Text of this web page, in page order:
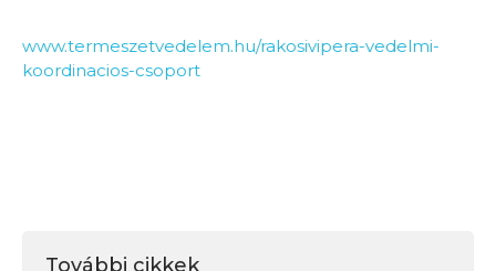
www.termeszetvedelem.hu/rakosivipera-vedelmi-
koordinacios-csoport
További cikkek